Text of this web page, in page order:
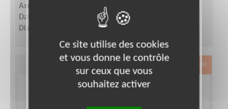
Association :
Les Restaurants du Coeur
Date :
Disponibilité demandée :
Exclusion & Pauvreté
Ce site utilise des cookies
et vous donne le contrôle
sur ceux que vous
souhaitez activer